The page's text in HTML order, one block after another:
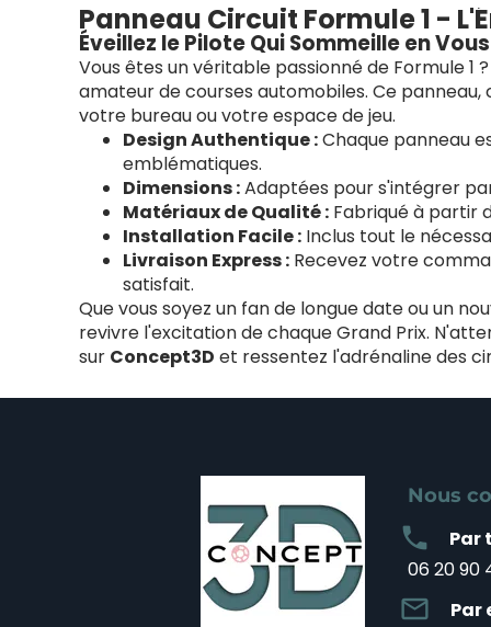
Nous
mail_outline
Par
06 20 90
local_phone Par
Panneau Circuit Formule 1 -
Éveillez le Pilote Qui Sommeille en Vous
Vous êtes un véritable passionné de Formule
amateur de courses automobiles. Ce
votre bureau ou votre espace de jeu.
Design Authentique :Chaque panneau
emblématiques.
Dimensions :Adaptées pour s'intégrer
Matériaux de Qualité : Fabriqué à partir
Installation Facile : Inclus tout le
Livraison Express : Recevez votre
satisfait.
Que vous soyez un fan de longue date ou un
revivre l'excitation de chaque Grand Prix.
sur Concept3D et ressentez l'adrénaline des